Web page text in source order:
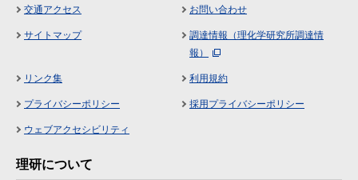
交通アクセス お問い合わせ
サイトマップ
調達情報（理化学研究所調達情
報）
リンク集 利用規約
プライバシーポリシー 採用プライバシーポリシー
ウェブアクセシビリティ
理研について